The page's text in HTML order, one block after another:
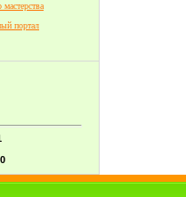
портал
0